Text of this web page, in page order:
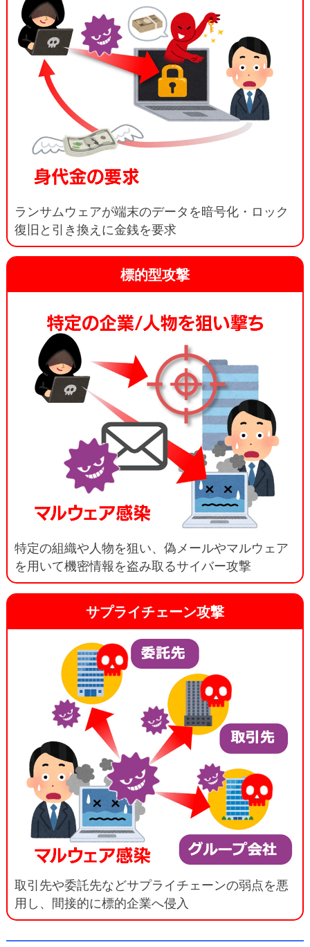
ランサムウェアが端末のデータを暗号化・ロック
復旧と引き換えに金銭を要求
標的型攻撃
特定の組織や人物を狙い、偽メールやマルウェア
を用いて機密情報を盗み取るサイバー攻撃
サプライチェーン攻撃
取引先や委託先などサプライチェーンの弱点を悪
用し、間接的に標的企業へ侵入